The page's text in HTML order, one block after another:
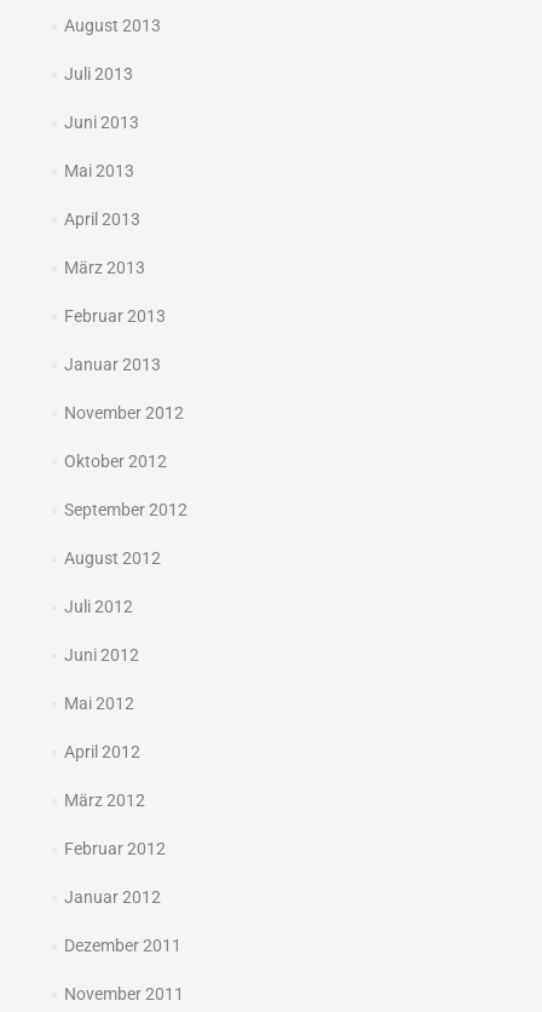
August 2013
Juli 2013
Juni 2013
Mai 2013
April 2013
März 2013
Februar 2013
Januar 2013
November 2012
Oktober 2012
September 2012
August 2012
Juli 2012
Juni 2012
Mai 2012
April 2012
März 2012
Februar 2012
Januar 2012
Dezember 2011
November 2011